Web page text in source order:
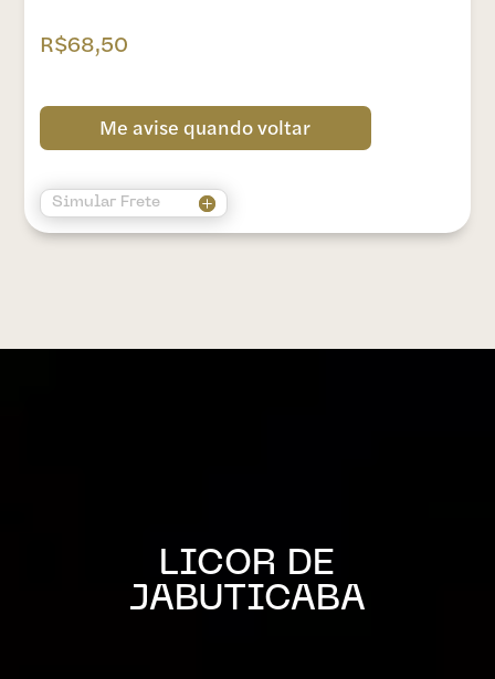
R$68,50
Me avise quando voltar
Simular Frete
LICOR DE
JABUTICABA